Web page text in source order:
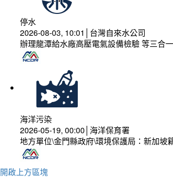
停水
2026-08-03, 10:01│台灣自來水公司
辦理龍潭給水廠高壓電氣設備檢驗 等三合
海洋污染
2026-05-19, 00:00│海洋保育署
地方單位\金門縣政府\環境保護局：新加坡
開啟上方區塊